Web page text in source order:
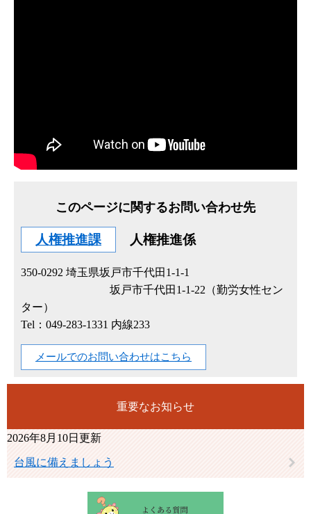
このページに関するお問い合わせ先
人権推進課 人権推進係
350-0292 埼玉県坂戸市千代田1-1-1
坂戸市千代田1-1-22（勤労女性セン
ター）
Tel：049-283-1331 内線233
メールでのお問い合わせはこちら
重要なお知らせ
2026年8月10日更新
台風に備えましょう